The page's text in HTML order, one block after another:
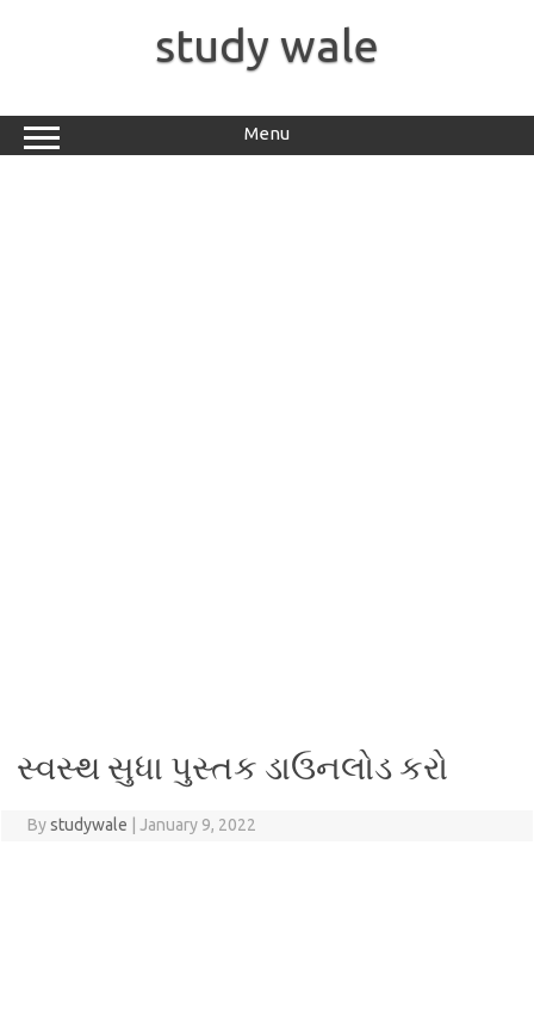
study wale
Menu
સ્વસ્થ સુધા પુસ્તક ડાઉનલોડ કરો
Bystudywale January 9, 2022